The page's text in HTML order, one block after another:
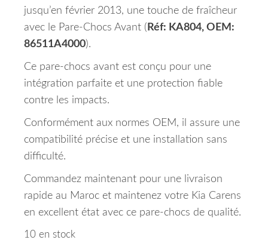
jusqu’en février 2013, une touche de fraîcheur
avec le Pare-Chocs Avant ( Réf: KA804, OEM:
86511A4000).
Ce pare-chocs avant est conçu pour une
intégration parfaite et une protection fiable
contre les impacts.
Conformément aux normes OEM, il assure une
compatibilité précise et une installation sans
difficulté.
Commandez maintenant pour une livraison
rapide au Maroc et maintenez votre Kia Carens
en excellent état avec ce pare-chocs de qualité.
10 en stock